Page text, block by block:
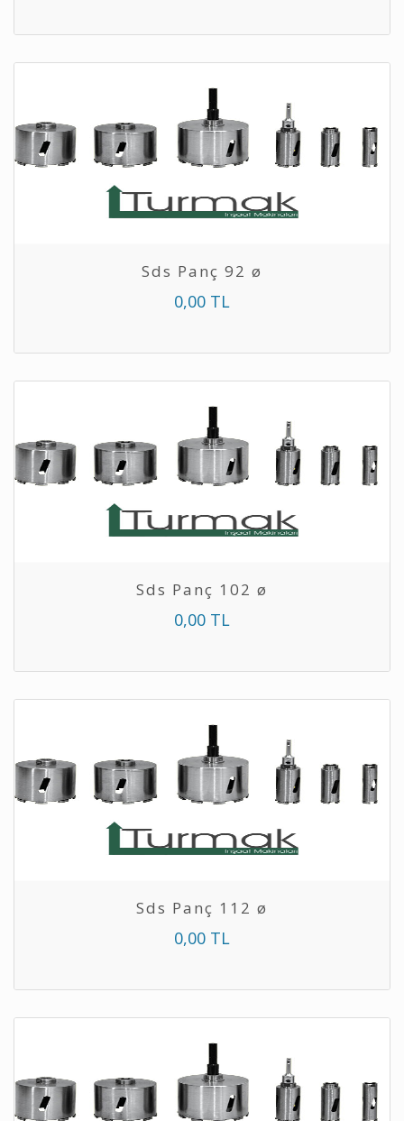
Sds Panç 92 ø
0,00 TL
Sds Panç 102 ø
0,00 TL
Sds Panç 112 ø
0,00 TL